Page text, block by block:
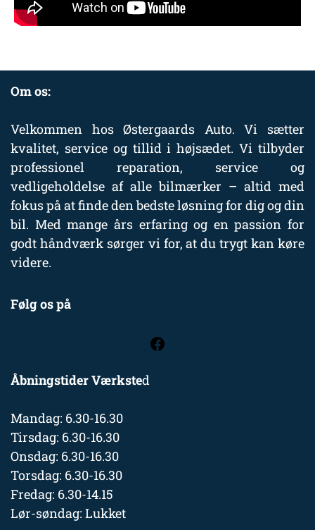
Om os:
Velkommen hos Østergaards Auto. Vi sætter
kvalitet, service og tillid i højsædet. Vi tilbyder
professionel reparation, service og
vedligeholdelse af alle bilmærker – altid med
fokus på at finde den bedste løsning for dig og din
bil. Med mange års erfaring og en passion for
godt håndværk sørger vi for, at du trygt kan køre
videre.
Følg os på
Åbningstider Værksted
Mandag: 6.30-16.30
Tirsdag: 6.30-16.30
Onsdag: 6.30-16.30
Torsdag: 6.30-16.30
Fredag: 6.30-14.15
Lør-søndag: Lukket